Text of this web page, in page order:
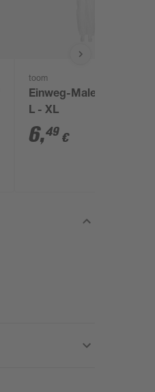
toom
Einweg-Maler-Overall,
L - XL
6,49 €